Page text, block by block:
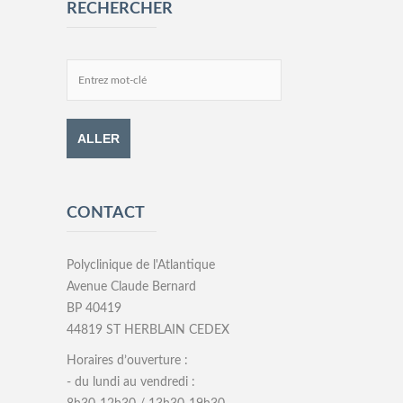
RECHERCHER
CONTACT
Polyclinique de l'Atlantique
Avenue Claude Bernard
BP 40419
44819 ST HERBLAIN CEDEX
Horaires d’ouverture :
- du lundi au vendredi :